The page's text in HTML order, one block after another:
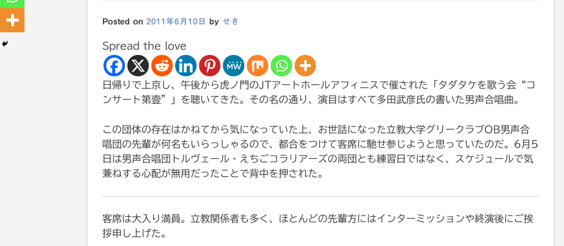
Posted on 2011年6月10日 by せき
Spread the love
日帰りで上京し、午後から虎ノ門のJTアートホールアフィニスで催された「タダタケを歌う会“コ
ンサート第壹”」を聴いてきた。その名の通り、演目はすべて多田武彦氏の書いた男声合唱曲。
この団体の存在はかねてから気になっていた上、お世話になった立教大学グリークラブOB男声合
唱団の先輩が何名もいらっしゃるので、都合をつけて客席に馳せ参じようと思っていたのだ。6月5
日は男声合唱団トルヴェール・えちごコラリアーズの両団とも練習日ではなく、スケジュールで気
兼ねする心配が無用だったことで背中を押された。
客席は大入り満員。立教関係者も多く、ほとんどの先輩方にはインターミッションや終演後にご挨
拶申し上げた。